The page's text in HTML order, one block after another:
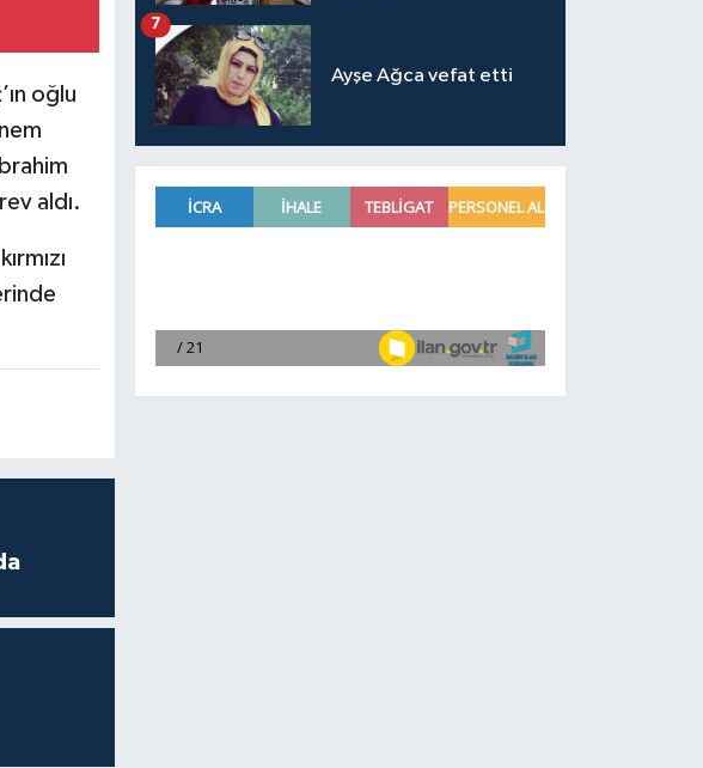
oğlu
aldı.
Ayşe Ağca vefat etti
7